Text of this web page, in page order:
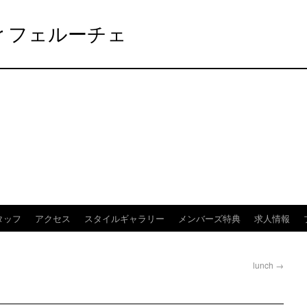
フェルーチェ
ッフ アクセス スタイルギャラリー メンバーズ特典 求人情報
lunch →